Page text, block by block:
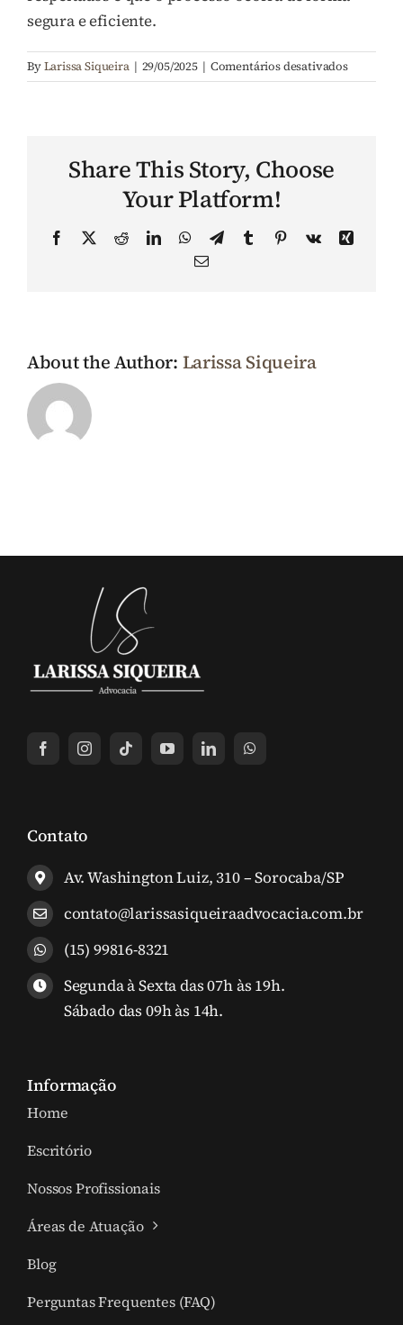
segura e eficiente.
ByLarissa Siqueira | 29/05/2025 | Comentários desativadosem
5.
mesmo
Share This Story, Choose
Your Platform!
Facebook
X RedditLinkedInWhatsApp
TelegramTumblr PinterestVk
Xing
Email
About the Author: Larissa Siqueira
Contato
Av. Washington Luiz, 310 – Sorocaba/SP
contato@larissasiqueiraadvocacia.com.br
(15) 99816-8321
Segunda à Sexta das 07h às 19h.
Sábado das 09h às 14h.
Informação
Home
Escritório
Nossos Profissionais
Áreas de Atuação
Blog
Perguntas Frequentes (FAQ)